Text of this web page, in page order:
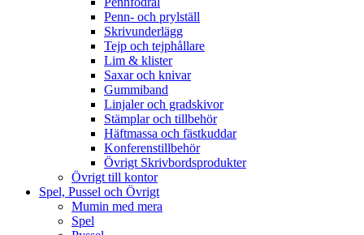
Penn- och prylställ
Skrivunderlägg
Tejp och tejphållare
Lim & klister
Saxar och knivar
Gummiband
Linjaler och gradskivor
Stämplar och tillbehör
Häftmassa och fästkuddar
Konferenstillbehör
Övrigt Skrivbordsprodukter
Övrigt till kontor
Spel, Pussel och Övrigt
Mumin med mera
Spel